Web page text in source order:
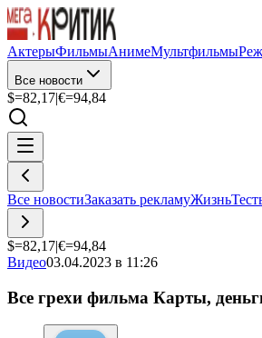
АктерыФильмыАнимеМультфильмы
Все новости
$=82,17|€=94,84
Все новостиЗаказать рекламуЖизнь
$=82,17|€=94,84
Видео03.04.2023 в 11:26
Все грехи фильма Карты,